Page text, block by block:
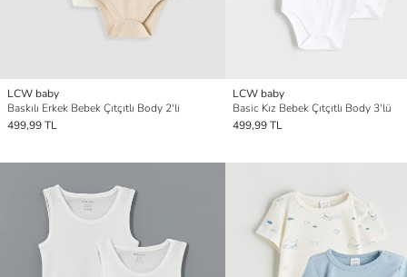
LCW baby
Baskılı Erkek Bebek Çıtçıtlı Body 2'li
499,99 TL
LCW baby
Basic Kız Bebek Çıtçıtlı Body 3'lü
499,99 TL